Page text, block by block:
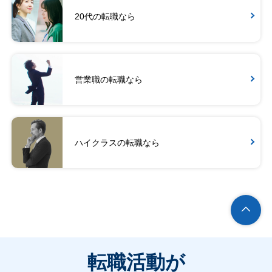
20代の転職なら
営業職の転職なら
ハイクラスの転職なら
転職活動が